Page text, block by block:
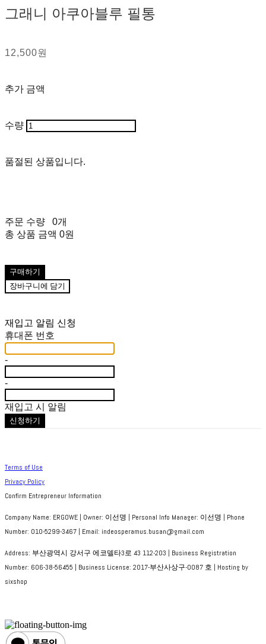
그래니 아쿠아블루 필통
12,500원
추가 금액
수량
품절된 상품입니다.
주문 수량
0개
총 상품 금액 0원
구매하기
장바구니에 담기
재입고 알림 신청
휴대폰 번호
-
-
재입고 시 알림
신청하기
Terms of Use
Privacy Policy
Confirm Entrepreneur Information
Company Name: ERGOWE | Owner: 이선명 | Personal Info Manager: 이선명 | Phone
Number: 010-5299-3467 | Email: indeosperamus.busan@gmail.com
Address: 부산광역시 강서구 에코델타3로 43 112-203 | Business Registration
Number: 606-38-56455 | Business License: 2017-부산사상구-0087 호 | Hosting by
sixshop